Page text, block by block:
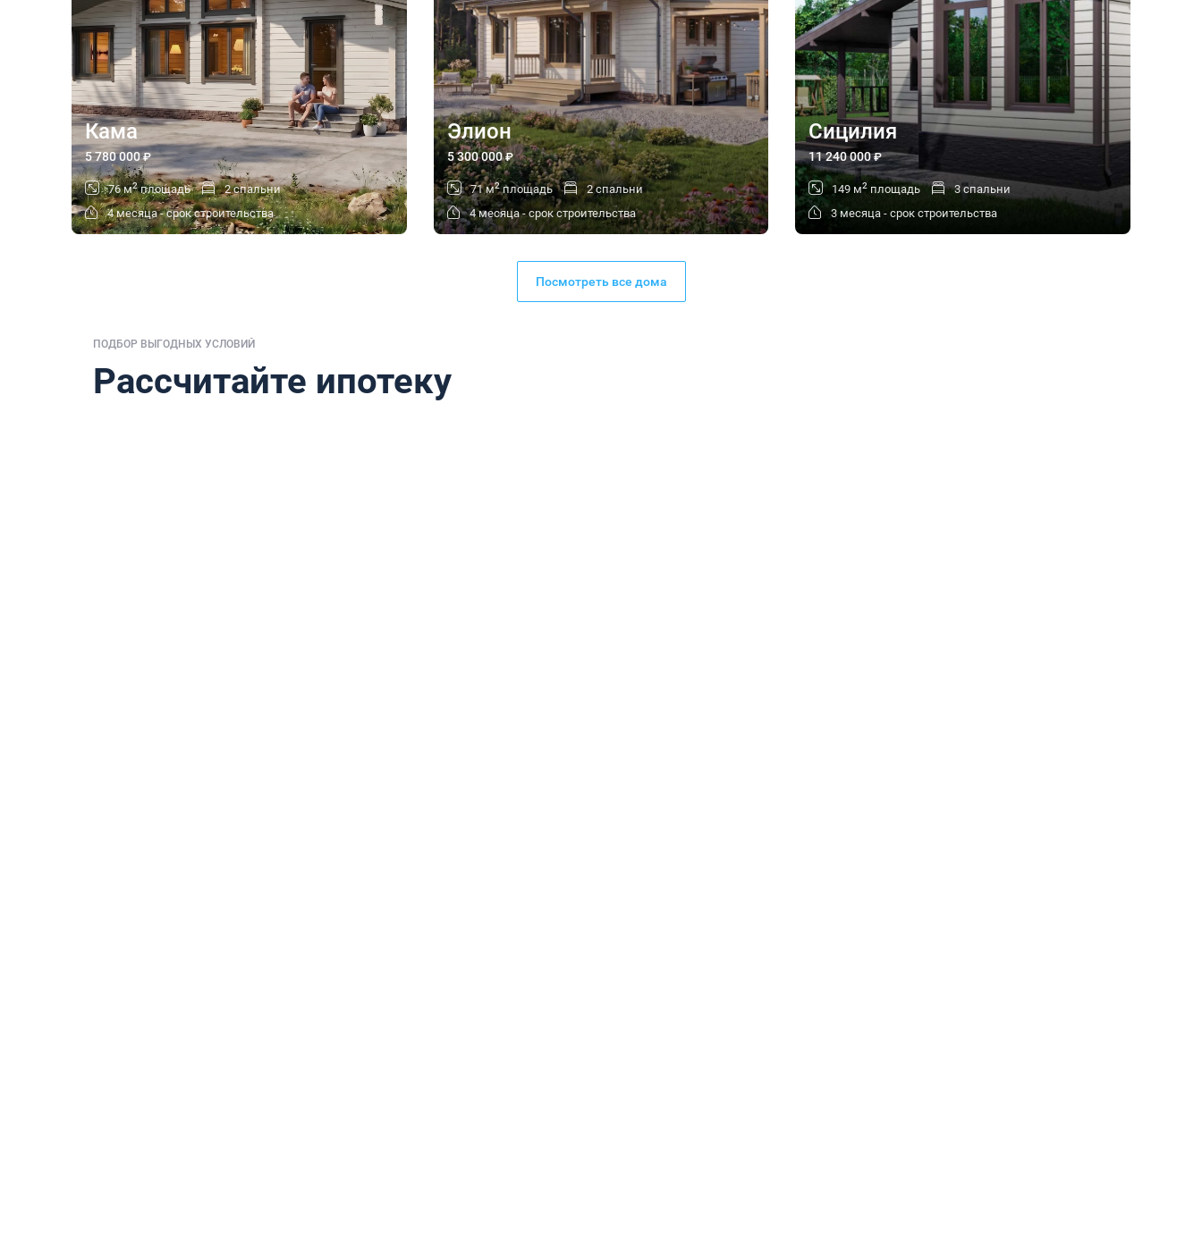
Кама
5 780 000₽
76 м2площадь
2 спальни
4 месяца - срок строительства
Элион
5 300 000₽
71 м2площадь
2 спальни
4 месяца - срок строительства
Сицилия
11 240 000₽
149 м2 площадь
3 спальни
3 месяца - срок строительства
Посмотреть все дома
ПОДБОР ВЫГОДНЫХ УСЛОВИЙ
Рассчитайте ипотеку